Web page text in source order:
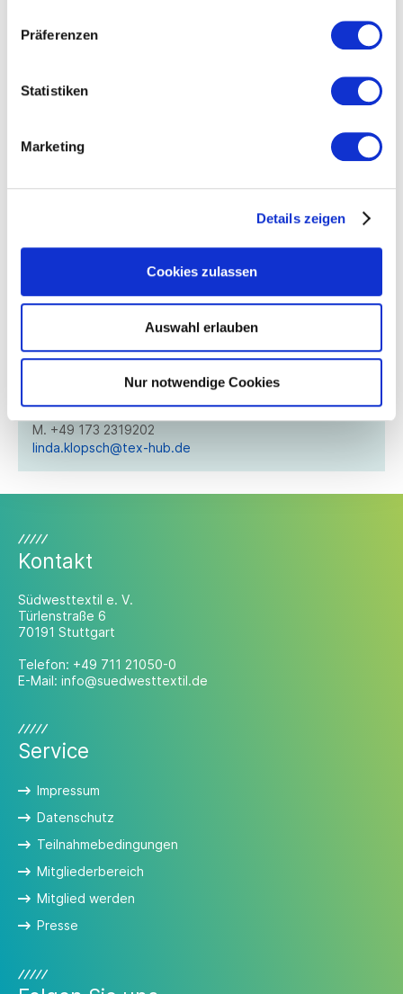
Präferenzen
Statistiken
Marketing
Details zeigen
Cookies zulassen
Auswahl erlauben
Nur notwendige Cookies
Links und Download
TEXOVERSUM Experts & Training Hub gGmbH
Ansprechpartner*in
TEXOVERSUM Experts & Training Hub gGmbH
Alteburgstraße 160
M. +49 173 2319202
linda.klopsch@tex-hub.de
Kontakt
Südwesttextil e. V.
Türlenstraße 6
70191 Stuttgart
Telefon: +49 711 21050-0
E-Mail: info@suedwesttextil.de
Service
Impressum
Datenschutz
Teilnahmebedingungen
Mitgliederbereich
Mitglied werden
Presse